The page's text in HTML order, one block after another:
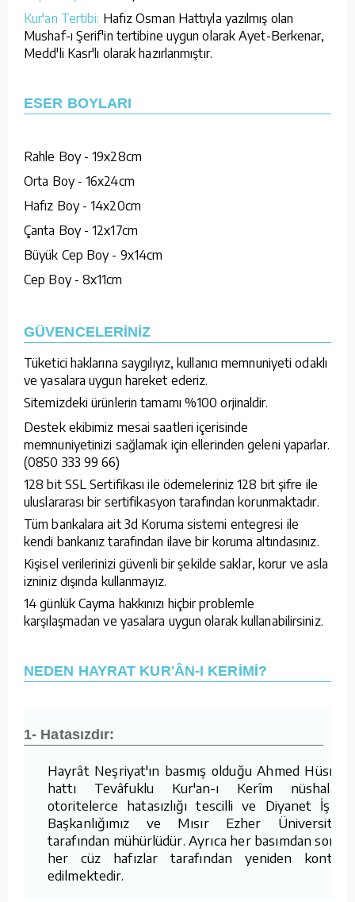
Kur'an Tertibi: Hafız Osman Hattıyla yazılmış olan
Mushaf-ı Şerif'in tertibine uygun olarak Ayet-Berkenar,
Medd'li Kasr'lı olarak hazırlanmıştır.
ESER BOYLARI
Rahle Boy - 19x28cm
Orta Boy - 16x24cm
Hafız Boy - 14x20cm
Çanta Boy - 12x17cm
Büyük Cep Boy - 9x14cm
Cep Boy - 8x11cm
GÜVENCELERİNİZ
Tüketici haklarına saygılıyız, kullanıcı memnuniyeti odaklı
ve yasalara uygun hareket ederiz.
Sitemizdeki ürünlerin tamamı %100 orjinaldir.
Destek ekibimiz mesai saatleri içerisinde
memnuniyetinizi sağlamak için ellerinden geleni yaparlar.
(0850 333 99 66)
128 bit SSL Sertifikası ile ödemeleriniz 128 bit şifre ile
uluslararası bir sertifikasyon tarafından korunmaktadır.
Tüm bankalara ait 3d Koruma sistemi entegresi ile
kendi bankanız tarafından ilave bir koruma altındasınız.
Kişisel verilerinizi güvenli bir şekilde saklar, korur ve asla
izniniz dışında kullanmayız.
14 günlük Cayma hakkınızı hiçbir problemle
karşılaşmadan ve yasalara uygun olarak kullanabilirsiniz.
NEDEN HAYRAT KUR'ÂN-I KERİMİ?
1- Hatasızdır:
Hayrât Neşriyat'ın basmış olduğu Ahmed Hüsrev
hattı Tevâfuklu Kur'an-ı Kerîm nüshaları,
otoritelerce hatasızlığı tescilli ve Diyanet İşleri
Başkanlığımız ve Mısır Ezher Üniversitesi
tarafından mühürlüdür. Ayrıca her basımdan sonra
her cüz hafızlar tarafından yeniden kontrol
edilmektedir.